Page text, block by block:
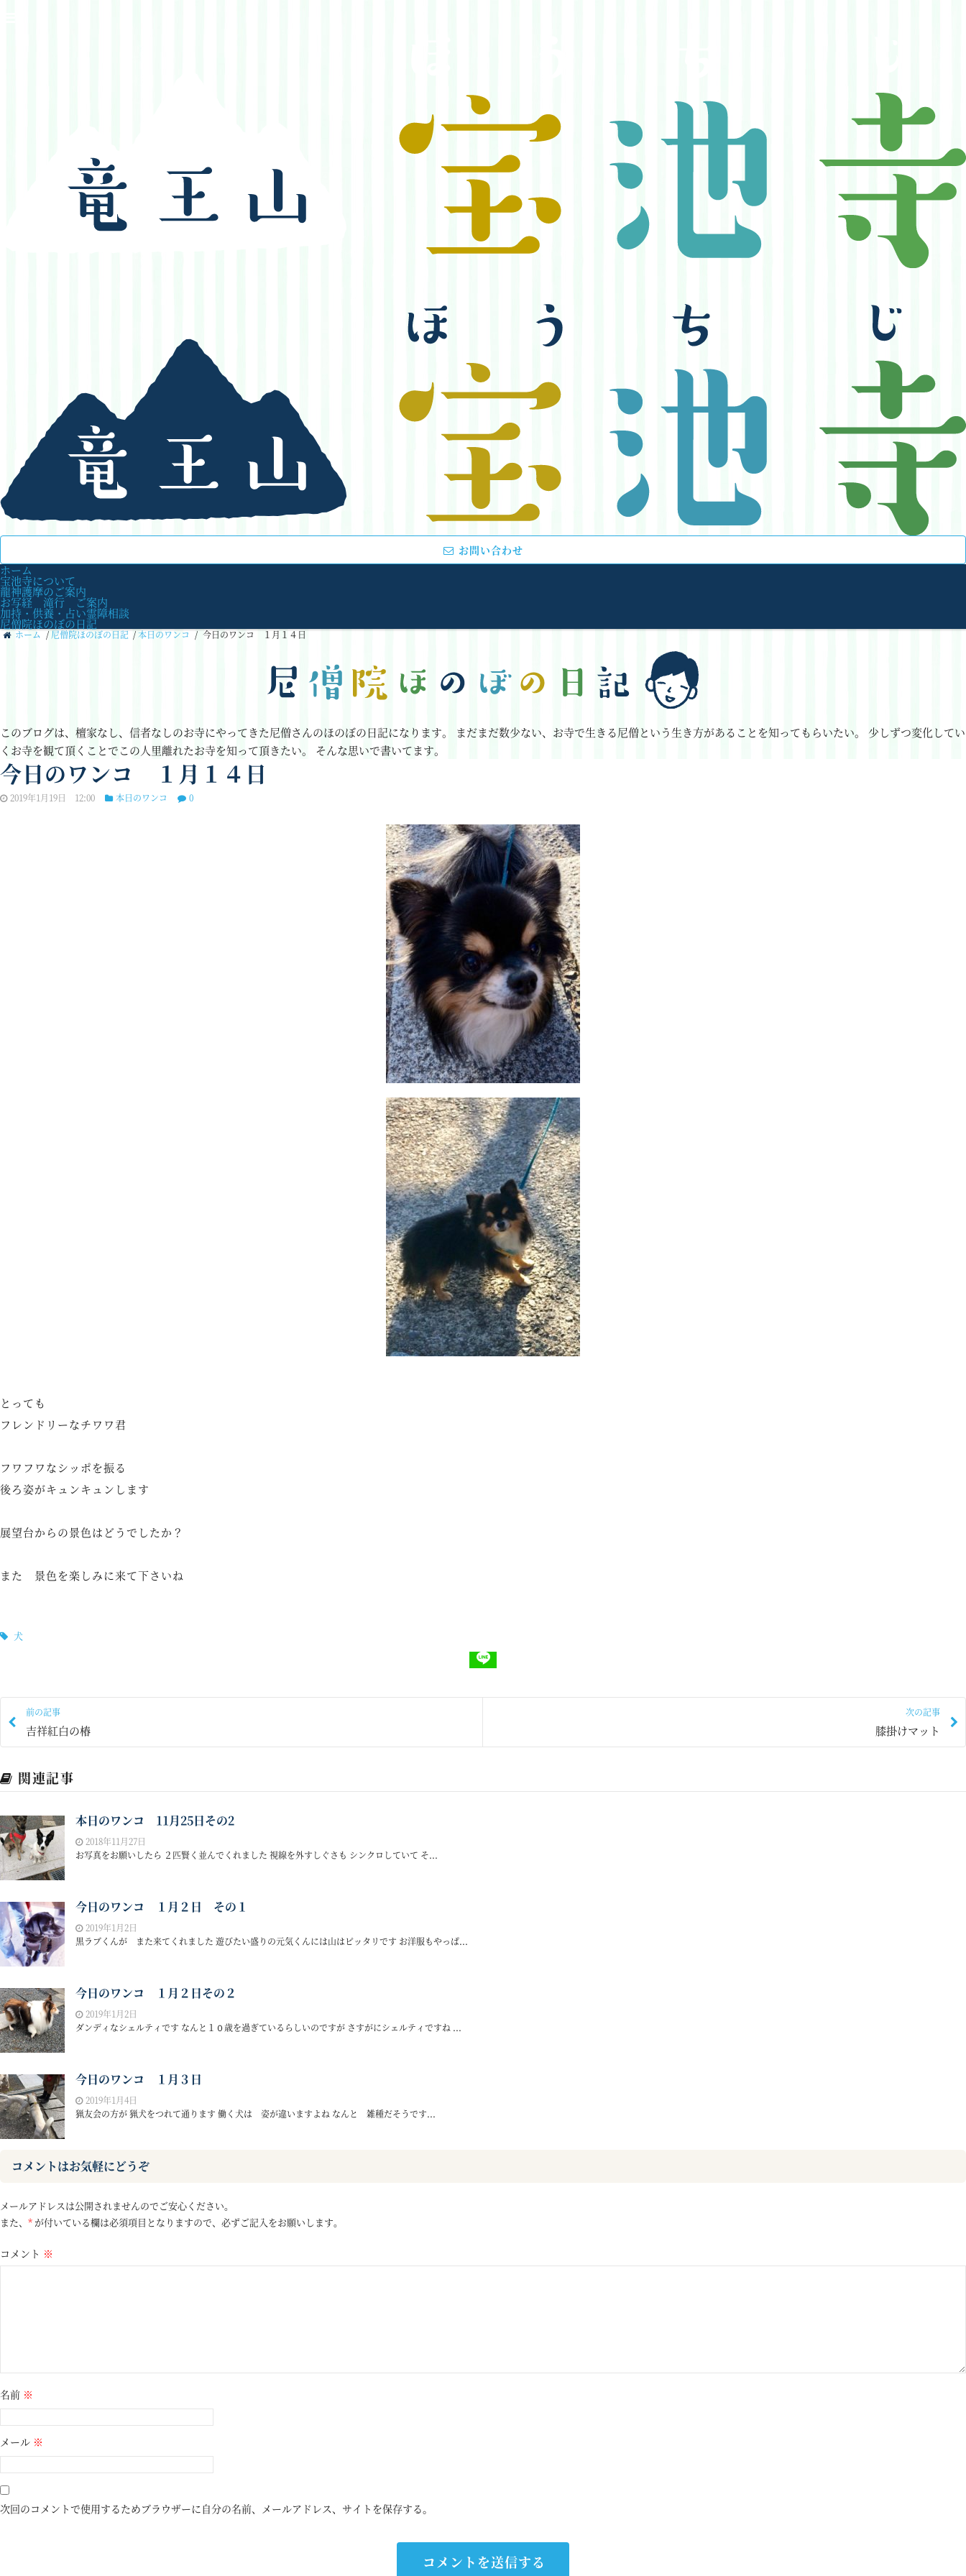
お問い合わせ
ホーム
宝池寺について
龍神護摩のご案内
お写経 滝行 ご案内
加持・供養・占い霊障相談
尼僧院ほのぼの日記
ホーム /尼僧院ほのぼの日記 /本日のワンコ / 今日のワンコ １月１４日
このブログは、檀家なし、信者なしのお寺にやってきた尼僧さんのほのぼの日記になります。 まだまだ数少ない、お寺で生きる尼僧という生き方があることを知ってもらいたい。
少しずつ変化してい
くお寺を観て頂くことでこの人里離れたお寺を知って頂きたい。 そんな思いで書いてます。
今日のワンコ １月１４日
2019年1月19日 12:00 本日のワンコ 0
とっても
フレンドリーなチワワ君
フワフワなシッポを振る
後ろ姿がキュンキュンします
展望台からの景色はどうでしたか？
また 景色を楽しみに来て下さいね
犬
前の記事
吉祥紅白の椿
次の記事
膝掛けマット
関連記事
本日のワンコ 11月25日その2
2018年11月27日
お写真をお願いしたら ２匹賢く並んでくれました 視線を外すしぐさも シンクロしていて そ...
今日のワンコ １月２日 その１
2019年1月2日
黒ラブくんが また来てくれました 遊びたい盛りの元気くんには山はピッタリです お洋服もやっぱ...
今日のワンコ １月２日その２
2019年1月2日
ダンディなシェルティです なんと１０歳を過ぎているらしいのですが さすがにシェルティですね ...
今日のワンコ １月３日
2019年1月4日
猟友会の方が 猟犬をつれて通ります 働く犬は 姿が違いますよね なんと 雑種だそうです...
コメントはお気軽にどうぞ
メールアドレスは公開されませんのでご安心ください。
また、 * が付いている欄は必須項目となりますので、必ずご記入をお願いします。
コメント ※
名前 ※
メール ※
次回のコメントで使用するためブラウザーに自分の名前、メールアドレス、サイトを保存する。